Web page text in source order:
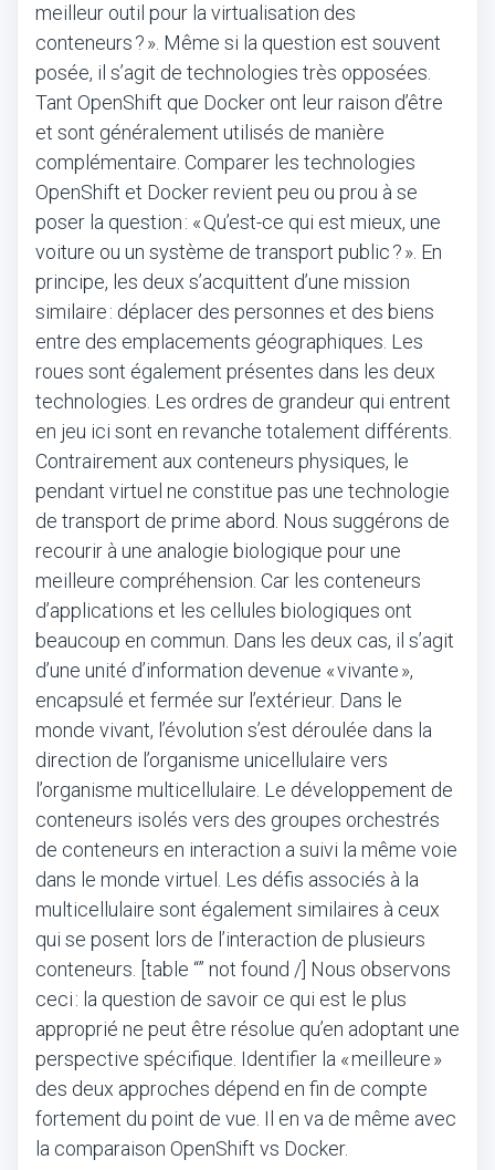
meilleur outil pour la virtualisation des
conteneurs ? ». Même si la question est souvent
posée, il s’agit de technologies très opposées.
Tant OpenShift que Docker ont leur raison d’être
et sont généralement utilisés de manière
complémentaire. Comparer les technologies
OpenShift et Docker revient peu ou prou à se
poser la question : « Qu’est-ce qui est mieux, une
voiture ou un système de transport public ? ». En
principe, les deux s’acquittent d’une mission
similaire : déplacer des personnes et des biens
entre des emplacements géographiques. Les
roues sont également présentes dans les deux
technologies. Les ordres de grandeur qui entrent
en jeu ici sont en revanche totalement différents.
Contrairement aux conteneurs physiques, le
pendant virtuel ne constitue pas une technologie
de transport de prime abord. Nous suggérons de
recourir à une analogie biologique pour une
meilleure compréhension. Car les conteneurs
d’applications et les cellules biologiques ont
beaucoup en commun. Dans les deux cas, il s’agit
d’une unité d’information devenue « vivante »,
encapsulé et fermée sur l’extérieur. Dans le
monde vivant, l’évolution s’est déroulée dans la
direction de l’organisme unicellulaire vers
l’organisme multicellulaire. Le développement de
conteneurs isolés vers des groupes orchestrés
de conteneurs en interaction a suivi la même voie
dans le monde virtuel. Les défis associés à la
multicellulaire sont également similaires à ceux
qui se posent lors de l’interaction de plusieurs
conteneurs. [table “” not found /] Nous observons
ceci : la question de savoir ce qui est le plus
approprié ne peut être résolue qu’en adoptant une
perspective spécifique. Identifier la « meilleure »
des deux approches dépend en fin de compte
fortement du point de vue. Il en va de même avec
la comparaison OpenShift vs Docker.